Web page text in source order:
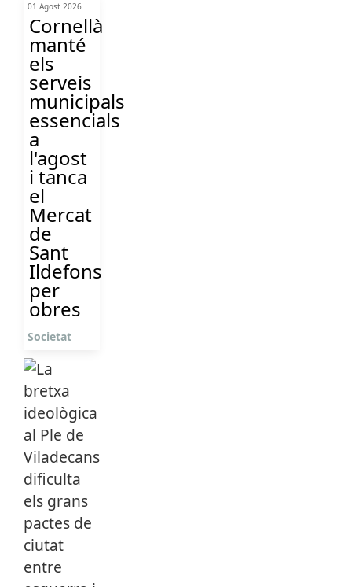
01 Agost 2026
Cornellà
manté
els
serveis
municipals
essencials
a
l'agost
i tanca
el
Mercat
de
Sant
Ildefons
per
obres
Societat